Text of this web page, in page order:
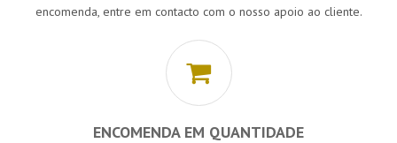
encomenda, entre em contacto com o nosso apoio ao cliente.
ENCOMENDA EM QUANTIDADE